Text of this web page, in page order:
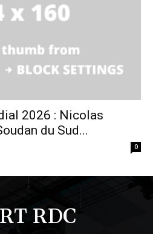
2026 : Nicolas
du Sud...
0
RDC